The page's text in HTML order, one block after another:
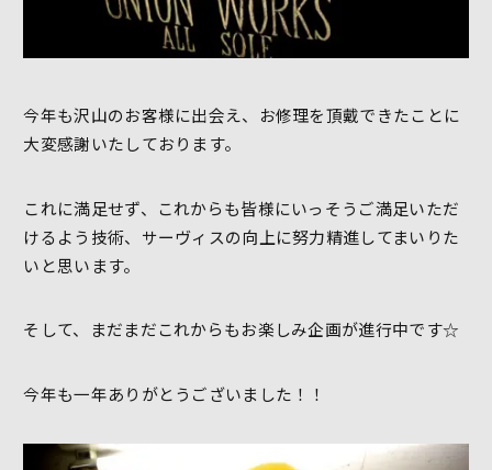
今年も沢山のお客様に出会え、お修理を頂戴できたことに
大変感謝いたしております。
これに満足せず、これからも皆様にいっそうご満足いただ
けるよう技術、サーヴィスの向上に努力精進してまいりた
いと思います。
そして、まだまだこれからもお楽しみ企画が進行中です☆
今年も一年ありがとうございました！！